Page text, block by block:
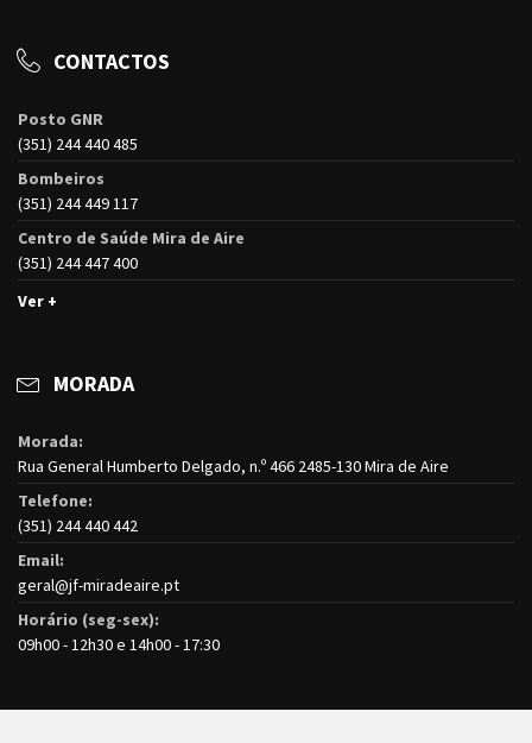
CONTACTOS
Posto GNR
(351) 244 440 485
Bombeiros
(351) 244 449 117
Centro de Saúde Mira de Aire
(351) 244 447 400
Ver +
MORADA
Morada:
Rua General Humberto Delgado, n.º 466 2485-130 Mira de Aire
Telefone:
(351) 244 440 442
Email:
geral@jf-miradeaire.pt
Horário (seg-sex):
09h00 - 12h30 e 14h00 - 17:30